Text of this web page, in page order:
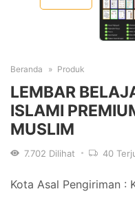
Beranda Produk
LEMBAR
ISLAMI
MUSLIM
7.702 Dilihat 40
Kota Asal Pengiriman :